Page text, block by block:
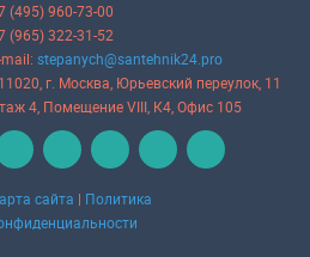
(495) 960-73-00
(965) 322-31-52
mail: stepanych@santehnik24.pro
, г. Москва Юрьевский переулок, 11
4, Помещение VIII, К4, Офис 105
сайта | Политика